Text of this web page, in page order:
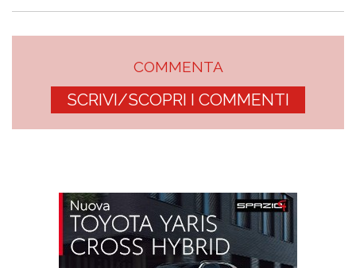
COMMENTA
SCRIVI/SCOPRI I COMMENTI